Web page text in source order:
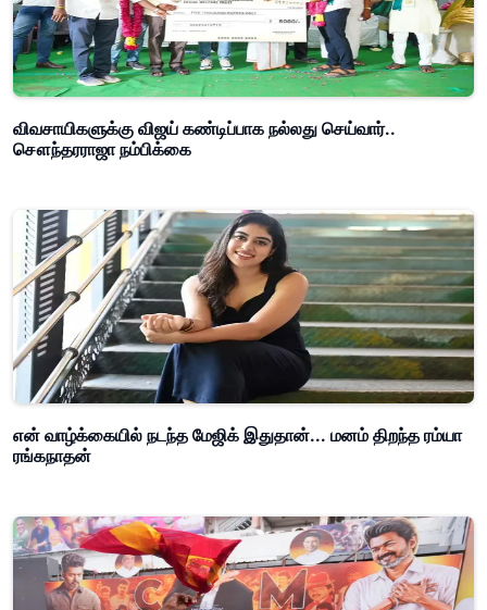
விவசாயிகளுக்கு விஜய் கண்டிப்பாக நல்லது செய்வார்..
சௌந்தரராஜா நம்பிக்கை
என் வாழ்க்கையில் நடந்த மேஜிக் இதுதான்... மனம் திறந்த ரம்யா
ரங்கநாதன்